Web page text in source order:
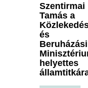
Szentirmai
Tamás a
és
Beruházási
helyettes